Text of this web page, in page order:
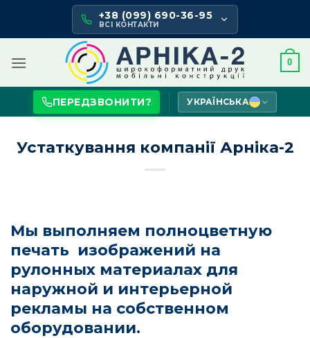
content
+38 (099) 690-36-95
ВСІ КОНТАКТИ
0
ПЕРЕДЗВОНИТИ? УКРАЇНСЬКА
Устаткування компанії Арніка-2
Мы выполняем полноцветную
печать изображений на
рулонных материалах для
наружной и интерьерной
рекламы на собственном
оборудовании.